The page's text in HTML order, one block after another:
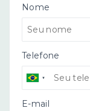
Nome
Telefone
E-mail